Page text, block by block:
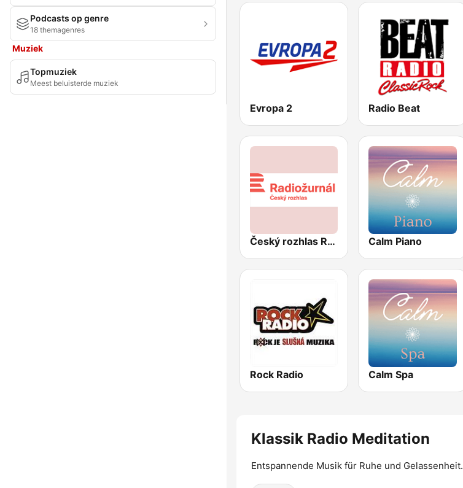
Podcasts op genre
18 themagenres
Muziek
Topmuziek
Meest beluisterde muziek
Evropa 2 Radio Beat
Český rozhlas Radiožurnál Calm Piano
Rock Radio Calm Spa
Klassik Radio Meditation
Entspannende Musik für Ruhe und Gelassenheit.